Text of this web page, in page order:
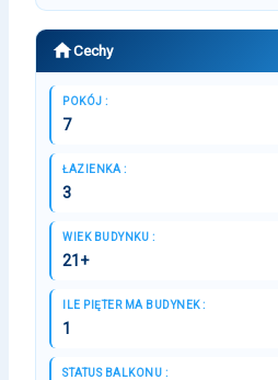
Cechy
POKÓJ :
7
ŁAZIENKA :
3
WIEK BUDYNKU :
21+
ILE PIĘTER MA BUDYNEK :
1
STATUS BALKONU :